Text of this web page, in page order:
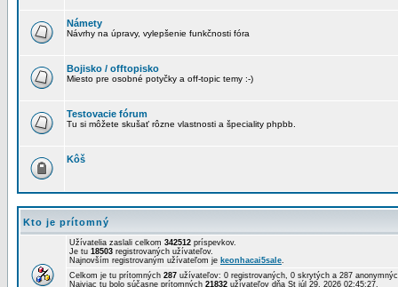
Námety
Návrhy na úpravy, vylepšenie funkčnosti fóra
Bojisko / offtopisko
Miesto pre osobné potyčky a off-topic temy :-)
Testovacie fórum
Tu si môžete skušať rôzne vlastnosti a špeciality phpbb.
Kôš
Kto je prítomný
Užívatelia zaslali celkom 342512 príspevkov.
Je tu 18503 registrovaných užívateľov.
Najnovším registrovaným užívateľom je keonhacai5sale.
Celkom je tu prítomných 287 užívateľov: 0 registrovaných, 0 skrytých a 287
Najviac tu bolo súčasne prítomných 21832 užívateľov dňa St júl 29, 2026 02:45:27.